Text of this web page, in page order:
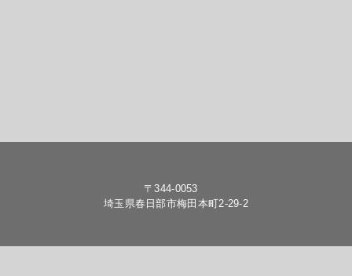
〒344-0053
埼玉県春日部市梅田本町2-29-2